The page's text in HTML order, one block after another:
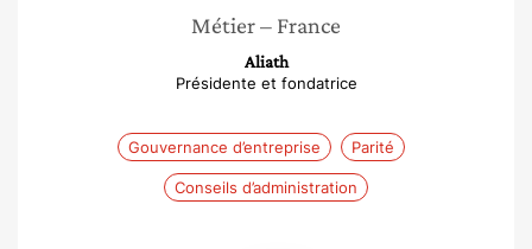
Métier– France
Aliath
Présidente et fondatrice
Gouvernance d’entreprise Parité
Conseils d’administration